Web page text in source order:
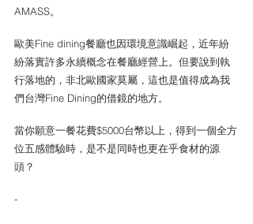
AMASS。
歐美Fine dining餐廳也因環境意識崛起，近年紛
紛落實許多永續概念在餐廳經營上。但要說到執
行落地的，非北歐國家莫屬，這也是值得成為我
們台灣Fine Dining的借鏡的地方。
當你願意一餐花費$5000台幣以上，得到一個全方
位五感體驗時，是不是同時也更在乎食材的源
頭？
-